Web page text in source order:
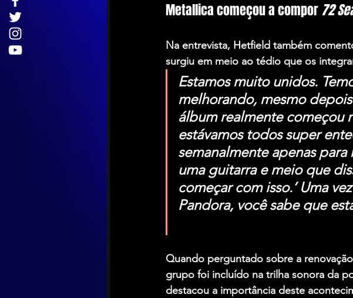
Metallica começou a compor 72
Na entrevista, Hetfield também
surgiu em meio ao tédio que os
Estamos muito unidos.
melhorando, mesmo
álbum realmente começou
estávamos todos super
semanalmente apenas
uma guitarra e meio que
começar com isso.’ Uma
Pandora, você sabe que
Quando perguntado sobre a
grupo foi incluído na trilha sonora da
destacou a importância deste